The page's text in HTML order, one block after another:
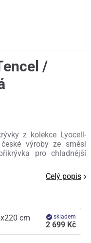
/
z kolekce Lyocell-
výroby ze směsi
pro chladnější
Celý popis
cm skladem
2 699 Kč